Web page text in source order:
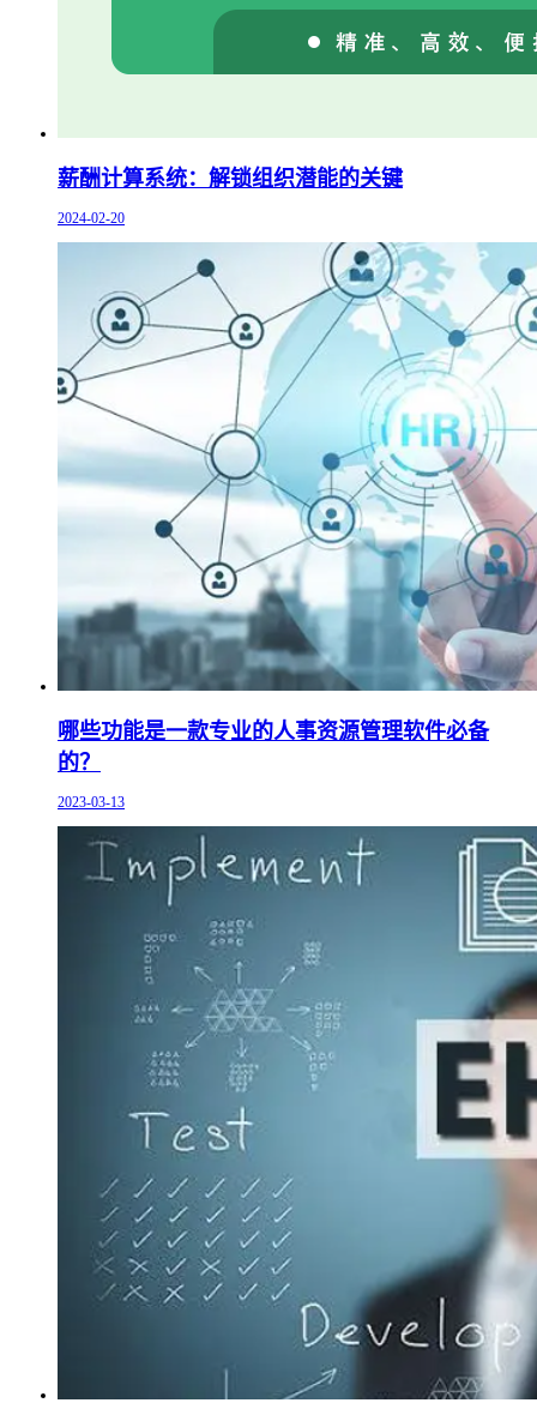
薪酬计算系统：解锁组织潜能的关键
2024-02-20
哪些功能是一款专业的人事资源管理软件必备
的？
2023-03-13